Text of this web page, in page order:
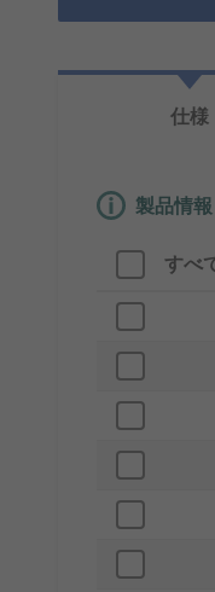
仕様
製品情
すべ